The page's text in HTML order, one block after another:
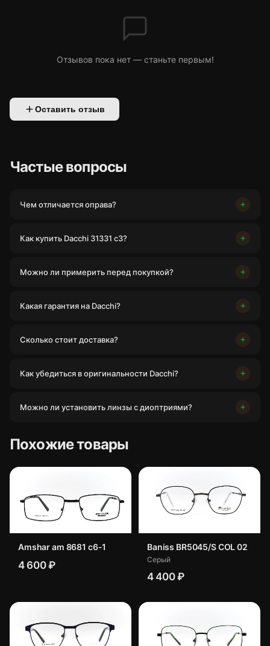
Отзывов пока нет — станьте первым!
Оставить отзыв
Частые вопросы
Чем отличается оправа?
Как купить Dacchi 31331 c3?
Можно ли примерить перед покупкой?
Какая гарантия на Dacchi?
Сколько стоит доставка?
Как убедиться в оригинальности Dacchi?
Можно ли установить линзы с диоптриями?
Похожие товары
Amshar am 8681 c6-1
4 600 ₽
Baniss BR5045/S COL 02
Серый
4 400 ₽